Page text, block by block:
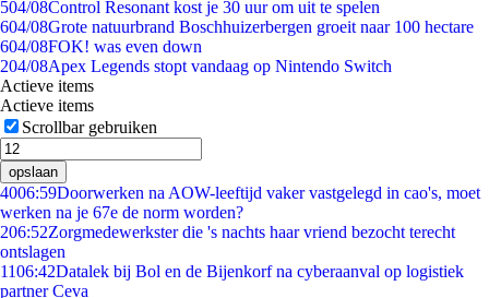
504/08Control Resonant kost je 30 uur om uit te spelen
604/08Grote natuurbrand Boschhuizerbergen groeit naar 100 hectare
604/08FOK! was even down
204/08Apex Legends stopt vandaag op Nintendo Switch
Actieve items
Actieve items
Scrollbar gebruiken
opslaan
4006:59Doorwerken na AOW-leeftijd vaker vastgelegd in cao's, moet
werken na je 67e de norm worden?
206:52Zorgmedewerkster die 's nachts haar vriend bezocht terecht
ontslagen
1106:42Datalek bij Bol en de Bijenkorf na cyberaanval op logistiek
partner Ceva